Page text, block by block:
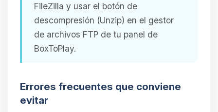
FileZilla y usar el botón de
descompresión (Unzip) en el gestor
de archivos FTP de tu panel de
BoxToPlay.
Errores frecuentes que conviene
evitar